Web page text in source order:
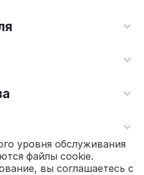
TOPSTO.
уровня обслуживания
файлы cookie.
вы соглашаетесь с